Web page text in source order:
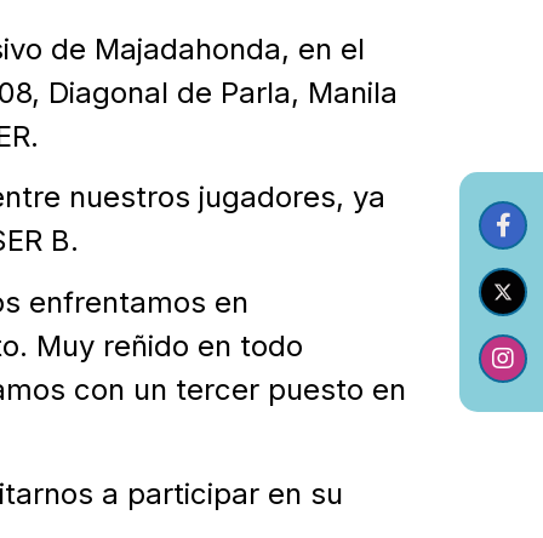
de Majadahonda, en el
Diagonal de Parla, Manila
nuestros jugadores, ya
B.
enfrentamos en
Muy reñido en todo
con un tercer puesto en
a participar en su